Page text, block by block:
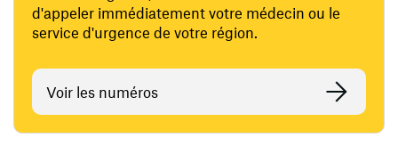
d'appeler immédiatement votre médecin ou le
service d'urgence de votre région.
Voir les numéros